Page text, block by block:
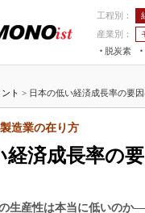
工程別：
産業別：
脱炭素
つながる工場
つながるサービス
AI×設備保全
ト > 日本の低い経済成長率の要
経済成長率の
造業の在り方
生産性は本当に低いのか